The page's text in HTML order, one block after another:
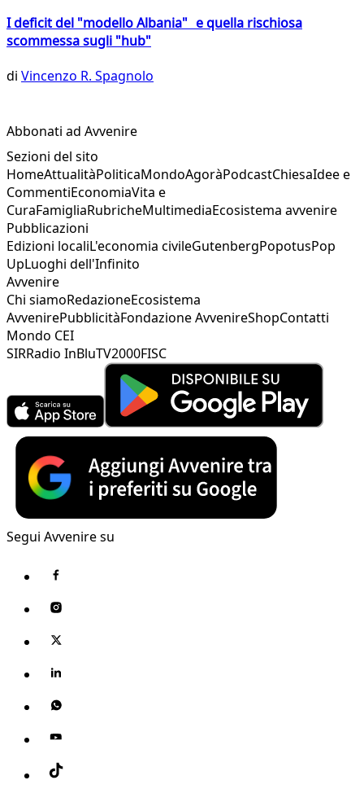
I deficit del "modello Albania" e quella rischiosa
scommessa sugli "hub"
di Vincenzo R. Spagnolo
Abbonati ad Avvenire
Sezioni del sito
HomeAttualitàPoliticaMondoAgoràPodcastChiesaIdee e
CommentiEconomiaVita e
CuraFamigliaRubricheMultimediaEcosistema avvenire
Pubblicazioni
Edizioni localiL'economia civileGutenbergPopotusPop
UpLuoghi dell'Infinito
Avvenire
Chi siamoRedazioneEcosistema
AvvenirePubblicitàFondazione AvvenireShopContatti
Mondo CEI
SIRRadio InBluTV2000FISC
Segui Avvenire su